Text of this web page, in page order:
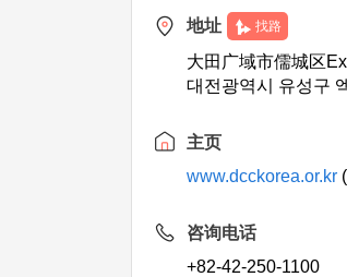
地址 找路
大田广域市儒城区
대전광역시 유성구
主页
www.dcckorea.or.kr
咨询电话
+82-42-250-1100